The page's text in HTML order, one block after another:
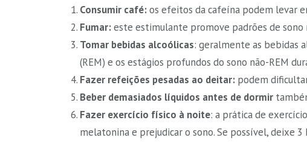
Consumir café:os efeitos da cafeína podem levar
Fumar:este estimulante promove padrões de sono
Tomar bebidas alcoólicas: geralmente as bebidas
(REM) e os estágios profundos do sono não-REM
Fazer refeições pesadas ao deitar:podem
Beber demasiados líquidos antes de dormir
Fazer exercício físico à noite: a prática de
melatonina e prejudicar o sono. Se possível, deixe